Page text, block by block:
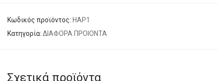
Κωδικός προϊόντος: HAP1
Κατηγορία: ΔΙΑΦΟΡΑ ΠΡΟΙΟΝΤΑ
Σχετικά προϊόντα